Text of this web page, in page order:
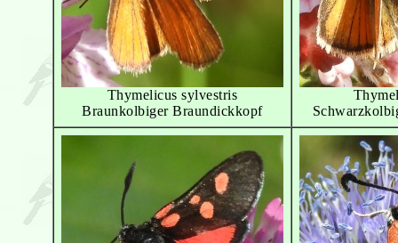
Thymelicus sylvestris
Braunkolbiger Braundickkopf